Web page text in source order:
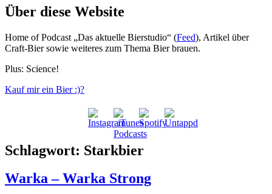
Über diese Website
Home of Podcast „Das aktuelle Bierstudio“ (Feed), Artikel über
Craft-Bier sowie weiteres zum Thema Bier brauen.
Plus: Science!
Kauf mir ein Bier :)?
Schlagwort: Starkbier
Warka – Warka Strong